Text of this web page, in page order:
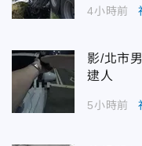
4小時前
影/北市
逮人
5小時前